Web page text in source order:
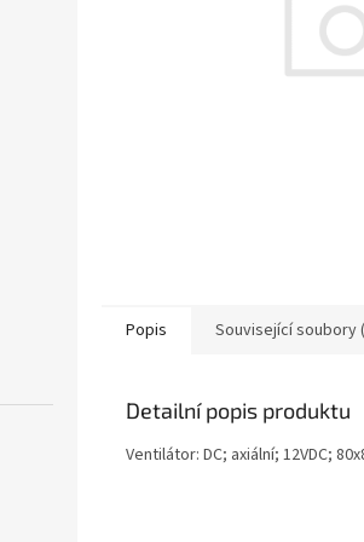
Popis Související soubory
Detailní popis produktu
Ventilátor: DC; axiální; 12VDC;